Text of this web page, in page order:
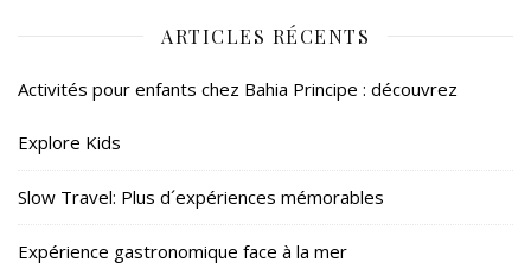
ARTICLES RÉCENTS
Activités pour enfants chez Bahia Principe : découvrez
Explore Kids
Slow Travel: Plus d´expériences mémorables
Expérience gastronomique face à la mer